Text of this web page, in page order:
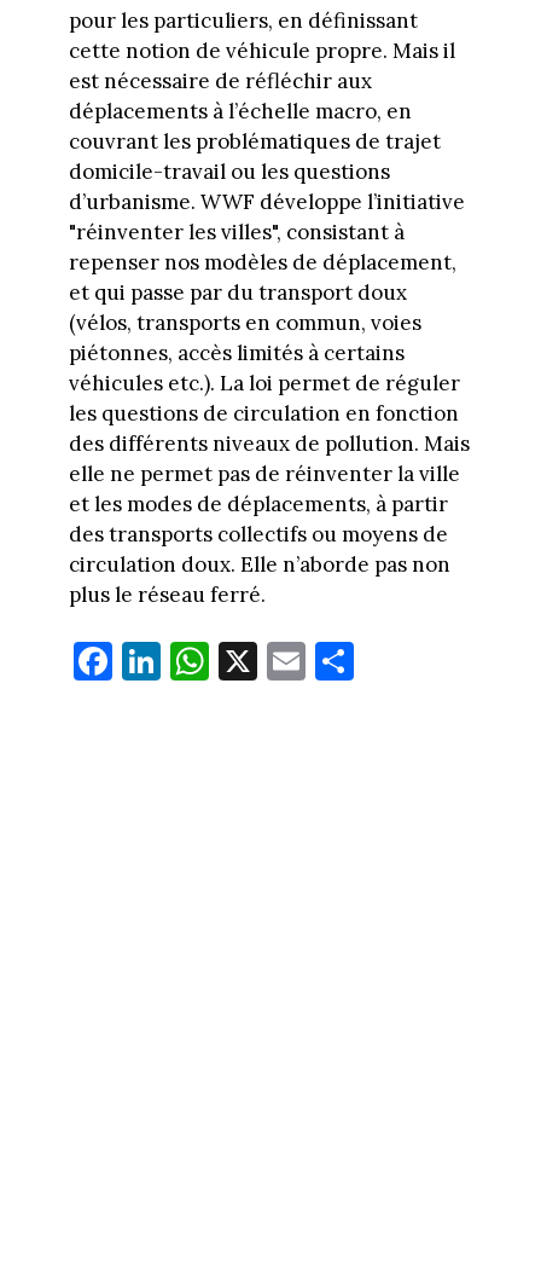
pour les particuliers, en définissant
cette notion de véhicule propre. Mais il
est nécessaire de réfléchir aux
déplacements à l’échelle macro, en
couvrant les problématiques de trajet
domicile-travail ou les questions
d’urbanisme. WWF développe l’initiative
"réinventer les villes", consistant à
repenser nos modèles de déplacement,
et qui passe par du transport doux
(vélos, transports en commun, voies
piétonnes, accès limités à certains
véhicules etc.). La loi permet de réguler
les questions de circulation en fonction
des différents niveaux de pollution. Mais
elle ne permet pas de réinventer la ville
et les modes de déplacements, à partir
des transports collectifs ou moyens de
circulation doux. Elle n’aborde pas non
plus le réseau ferré.
Fa
ce
Li
nk
W
ha
X E
m
Pa
rt